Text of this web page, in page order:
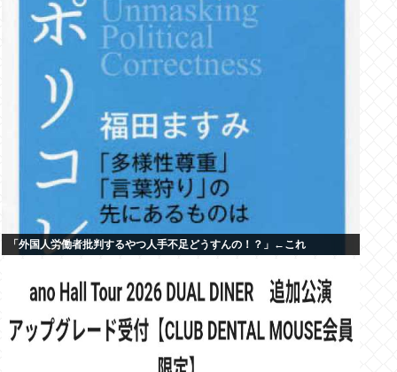
「外国人労働者批判するやつ人手不足どうすんの！？」←これ